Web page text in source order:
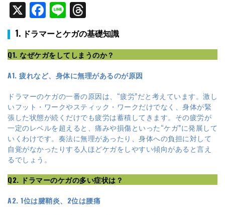
X Facebook
Line
1. ドラマーとケガの基礎知識
Q1. なぜケガをしてしまうのか？
A1. 疲れなど、身体に無理があるのが原因
ドラマーのケガの一番の原因は、“疲労”だと考えています。激し
いフット・ワークやスティック・ワークだけでなく、身体が緊
張した状態が続くだけでも疲労は蓄積してきます。その疲労が
一定のレベルを超えると、痛みや損傷といった“ケガ”に発展して
いくわけです。奏法に無理があったり、身体への負担に対して
自覚がなかったりする人ほどケガをしやすい傾向があると言え
るでしょう。
Q2. ドラマーのケガの多い症状は？
A2. 1位は腱鞘炎、2位は腰痛